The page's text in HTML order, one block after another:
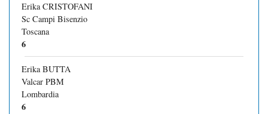
Erika CRISTOFANI
Sc Campi Bisenzio
Toscana
6
Erika BUTTA
Valcar PBM
Lombardia
6